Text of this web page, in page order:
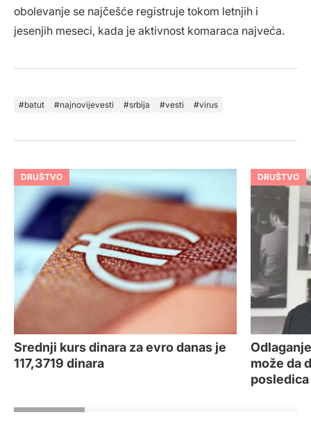
obolevanje se najčešće registruje tokom letnjih i
jesenjih meseci, kada je aktivnost komaraca najveća.
batut najnovijevesti srbija vesti virus
DRUŠTVO
Srednji kurs dinara za evro danas je
117,3719 dinara
DRUŠTVO
može da
posledica